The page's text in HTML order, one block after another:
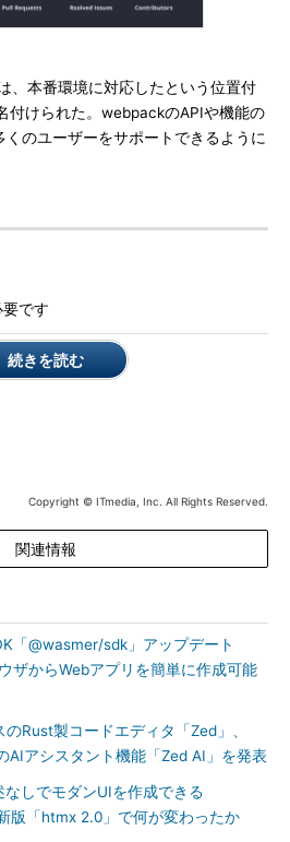
、本番環境に対応したという位置付
付けられた。webpackのAPIや機能の
のユーザーをサポートできるように
です
続きを読む
Copyright © ITmedia, Inc. All Rights Reserved.
関連情報
「@wasmer/sdk」アップデート
ザからWebアプリを簡単に作成可能
Rust製コードエディタ「Zed」、
AIアシスタント機能「Zed AI」を発表
しでモダンUIを作成できる
版「htmx 2.0」で何が変わったか